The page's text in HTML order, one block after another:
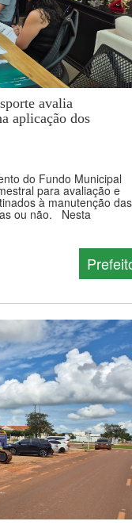
avalia
aplicação dos
do Fundo Municipal
para avaliação e
à manutenção das
ou não. Nesta